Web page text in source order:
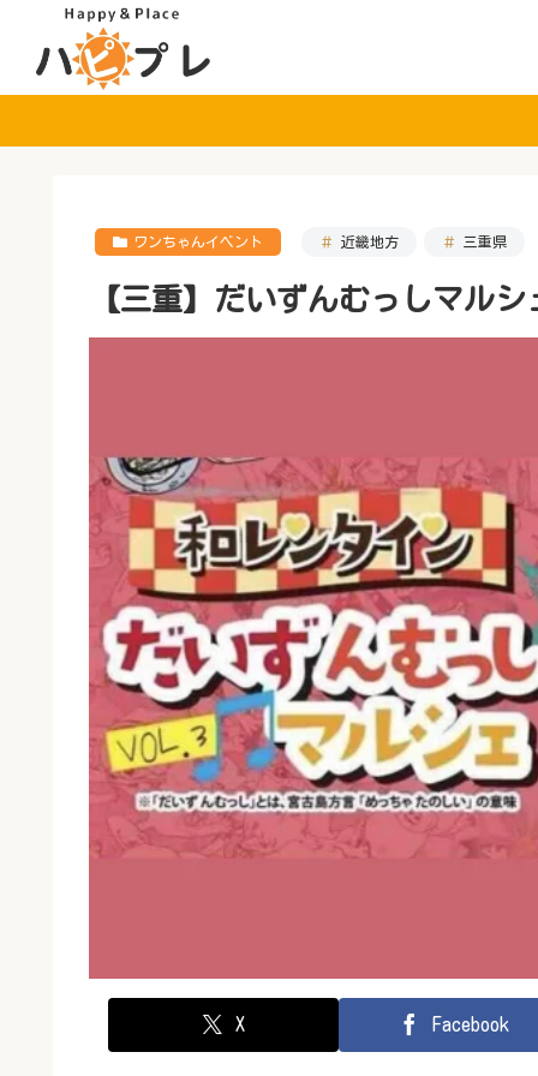
ワンちゃんイベント 近畿地方 三重県
【三重】だいずんむっしマル
X Facebook